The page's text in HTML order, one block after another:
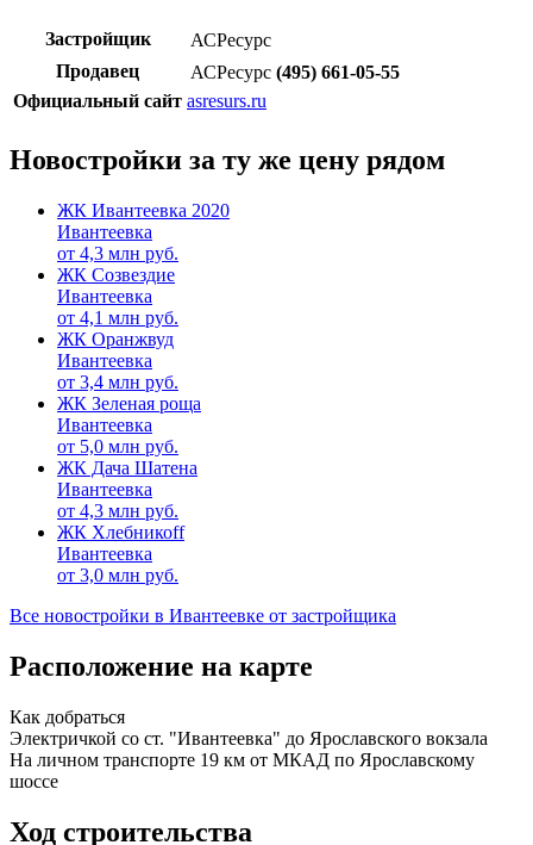
Застройщик
АСРесурс
Продавец
АСРесурс (495) 661-05-55
Официальный сайт asresurs.ru
Новостройки за ту же цену рядом
ЖК Ивантеевка 2020
Ивантеевка
от 4,3 млн руб.
ЖК Созвездие
Ивантеевка
от 4,1 млн руб.
ЖК Оранжвуд
Ивантеевка
от 3,4 млн руб.
ЖК Зеленая роща
Ивантеевка
от 5,0 млн руб.
ЖК Дача Шатена
Ивантеевка
от 4,3 млн руб.
ЖК Хлебникоff
Ивантеевка
от 3,0 млн руб.
Все новостройки в Ивантеевке от застройщика
Расположение на карте
Как добраться
Электричкой со ст. "Ивантеевка" до Ярославского вокзала
На личном транспорте 19 км от МКАД по Ярославскому
шоссе
Ход строительства